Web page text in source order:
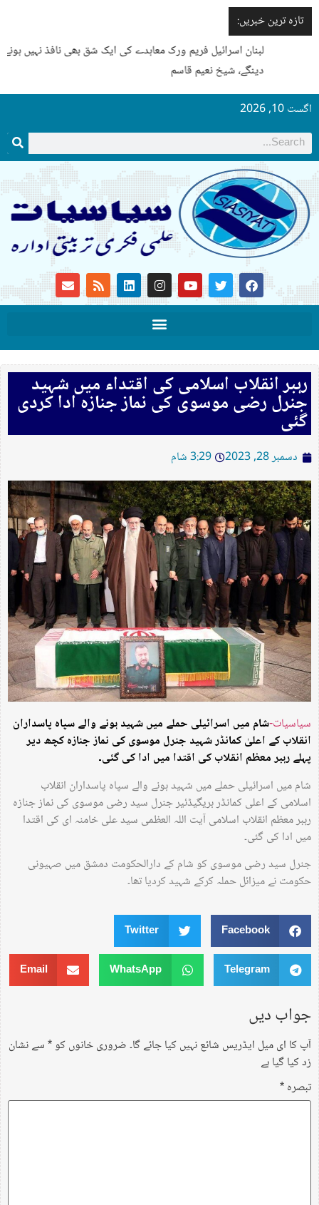
تازہ ترین خبریں:
لبنان اسرائیل فریم ورک معاہدے کی ایک شق بھی نافذ نہیں ہونے
دینگے، شیخ نعیم قاسم
اگست 10, 2026
رہبر انقلاب اسلامی کی اقتداء میں شہید
جنرل رضی موسوی کی نماز جنازہ ادا کردی
گئی
دسمبر 28, 2023 3:29 شام
سیاسیات-شام میں اسرائیلی حملے میں شہید ہونے والے سپاہ پاسداران
انقلاب کے اعلیٰ کمانڈر شہید جنرل موسوی کی نماز جنازہ کچھ دیر
پہلے رہبر معظم انقلاب کی اقتدا میں ادا کی گئی۔
شام میں اسرائیلی حملے میں شہید ہونے والے سپاہ پاسداران انقلاب
اسلامی کے اعلی کمانڈر بریگیڈئیر جنرل سید رضی موسوی کی نماز جنازہ
رہبر معظم انقلاب اسلامی آیت اللہ العظمی سید علی خامنہ ای کی اقتدا
میں ادا کی گئی۔
جنرل سید رضی موسوی کو شام کے دارالحکومت دمشق میں صہیونی
حکومت نے میزائل حملہ کرکے شہید کردیا تھا۔
Facebook
Twitter
Telegram
WhatsApp
Email
جواب دیں
آپ کا ای میل ایڈریس شائع نہیں کیا جائے گا۔ضروری خانوں کو*سے نشان
زد کیا گیا ہے
تبصرہ*